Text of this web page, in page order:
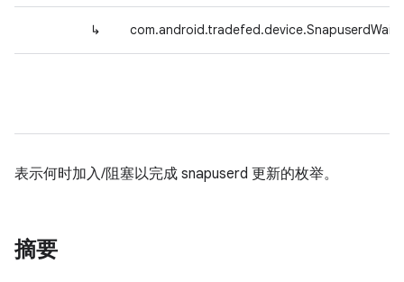
↳
表示何时加入/阻塞以完成 snapuserd 更新的枚举。
摘要